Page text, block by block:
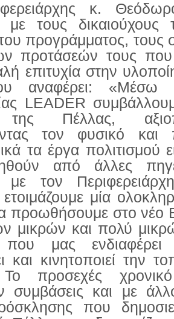
κ.
με τους δικαιούχους
προγράμματος, τους
προτάσεών τους που
επιτυχία στην
αναφέρει: «Μέσω
LEADER
της Πέλλας,
τον φυσικό και
τα έργα πολιτισμού
από άλλες
με τον
ετοιμάζουμε μία
προωθήσουμε στο
μικρών και πολύ
που μας
και κινητοποιεί την
Το προσεχές
συμβάσεις και με
που